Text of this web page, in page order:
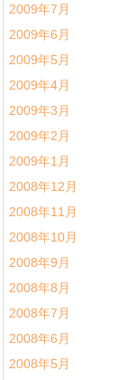
2009年7月
2009年6月
2009年5月
2009年4月
2009年3月
2009年2月
2009年1月
2008年12月
2008年11月
2008年10月
2008年9月
2008年8月
2008年7月
2008年6月
2008年5月